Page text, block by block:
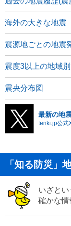
海外の大きな地震
震源地ごとの地震
震度3以上の地域
震央分布図
最新の地
tenki.jp公式
「知る防災」
いざと
確かな情